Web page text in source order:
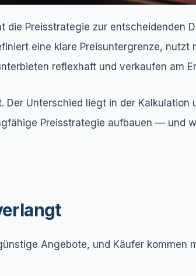
Preisstrategie zur entscheidenden
eine klare Preisuntergrenze,
reflexhaft und verkaufen am
Unterschied liegt in der
Preisstrategie aufbauen — und
Angebote, und Käufer kommen